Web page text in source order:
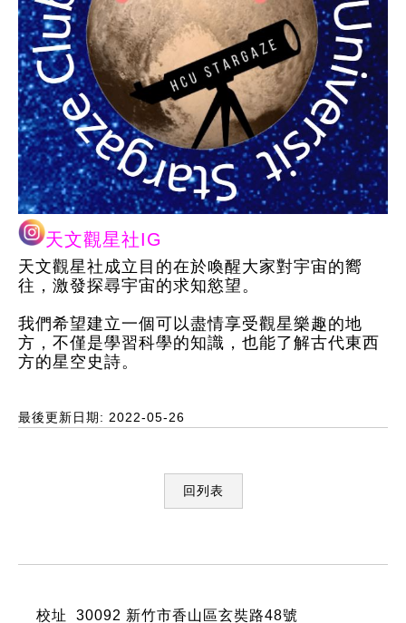
天文觀星社IG
天文觀星社成立目的在於喚醒大家對宇宙的嚮
往，激發探尋宇宙的求知慾望。
我們希望建立一個可以盡情享受觀星樂趣的地
方，不僅是學習科學的知識，也能了解古代東西
方的星空史詩。
最後更新日期: 2022-05-26
回列表
校址 30092 新竹市香山區玄奘路48號